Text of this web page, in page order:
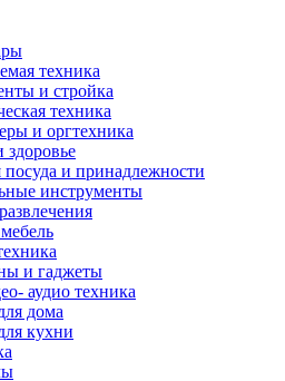
техника
и стройка
техника
и оргтехника
здоровье
посуда и принадлежности
инструменты
и гаджеты
аудио техника
дома
кухни